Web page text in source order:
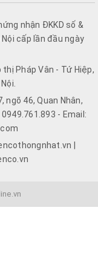
nhận ĐKKD số &
cấp lần đầu ngày
Pháp Vân - Tứ Hiệp,
ngõ 46, Quan Nhân,
- Email:
|